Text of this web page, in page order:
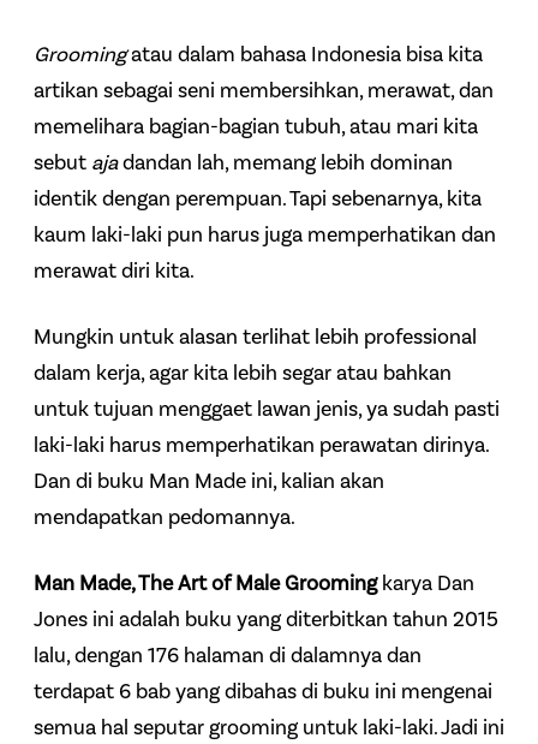
Groomingatau dalam bahasa Indonesia bisa kita
artikan sebagai seni membersihkan, merawat, dan
memelihara bagian-bagian tubuh, atau mari kita
sebut ajadandan lah, memang lebih dominan
identik dengan perempuan. Tapi sebenarnya, kita
kaum laki-laki pun harus juga memperhatikan dan
merawat diri kita.
Mungkin untuk alasan terlihat lebih professional
dalam kerja, agar kita lebih segar atau bahkan
untuk tujuan menggaet lawan jenis, ya sudah pasti
laki-laki harus memperhatikan perawatan dirinya.
Dan di buku Man Made ini, kalian akan
mendapatkan pedomannya.
Man Made, The Art of Male Groomingkarya Dan
Jones ini adalah buku yang diterbitkan tahun 2015
lalu, dengan 176 halaman di dalamnya dan
terdapat 6 bab yang dibahas di buku ini mengenai
semua hal seputar grooming untuk laki-laki. Jadi ini